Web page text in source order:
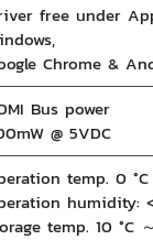
free under
Chrome &
Bus power
@ 5VDC
temp. 0 °C
humidity:
temp. ­10 °C